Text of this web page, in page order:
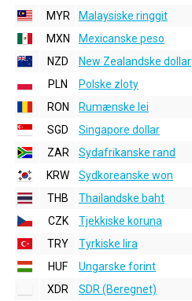
MYR
Malaysiske ringgit
MXN
Mexicanske peso
NZD
New Zealandske dollar
PLN
Polske zloty
RON
Rumænske lei
SGD
Singapore dollar
ZAR
Sydafrikanske rand
KRW
Sydkoreanske won
THB
Thailandske baht
CZK
Tjekkiske koruna
TRY
Tyrkiske lira
HUF
Ungarske forint
XDR
SDR (Beregnet)